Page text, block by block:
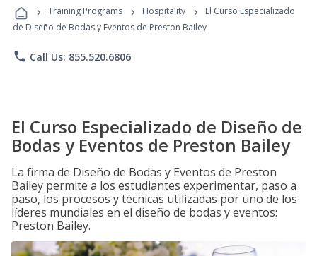
Programs
› Training Programs › Hospitality ›
El Curso Especializado
de Diseño de Bodas y Eventos de Preston Bailey
phone Call Us: 855.520.6806
El Curso Especializado de Diseño de
Bodas y Eventos de Preston Bailey
La firma de Diseño de Bodas y Eventos de Preston
Bailey permite a los estudiantes experimentar, paso a
paso, los procesos y técnicas utilizadas por uno de los
líderes mundiales en el diseño de bodas y eventos:
Preston Bailey.